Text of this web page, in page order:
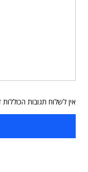
אין לשלוח תגובות